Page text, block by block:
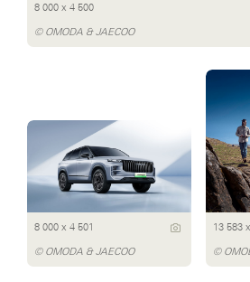
8 000 x 4 500
© OMODA & JAECOO
8 000 x 4 501
© OMODA & JAECOO
13 583
©